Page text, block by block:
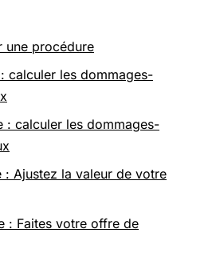
une procédure
calculer les dommages-
: calculer les dommages-
: Ajustez la valeur de votre
: Faites votre offre de